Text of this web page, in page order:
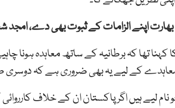
بھارت اپنے الزامات کے ثبوت بھی دے، امجد
تھا کہ برطانیہ کے ساتھ معاہدہ ہونا
معاہدے کے لیے یہ بھی ضروری ہے کہ
لیے ہیں اگر پاکستان ان کے خلاف کارروائی